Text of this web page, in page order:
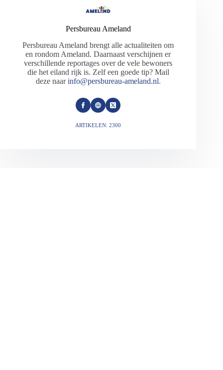
Persbureau Ameland
Persbureau Ameland brengt alle actualiteiten om
en rondom Ameland. Daarnaast verschijnen er
verschillende reportages over de vele bewoners
die het eiland rijk is. Zelf een goede tip? Mail
deze naarinfo@persbureau-ameland.nl.
ARTIKELEN: 2300